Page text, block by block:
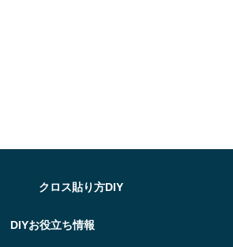
クロス貼り方DIY
DIYお役立ち情報